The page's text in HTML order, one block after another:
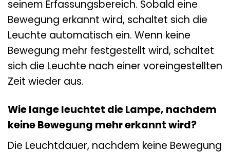
seinem Erfassungsbereich. Sobald eine
Bewegung erkannt wird, schaltet sich die
Leuchte automatisch ein. Wenn keine
Bewegung mehr festgestellt wird, schaltet
sich die Leuchte nach einer voreingestellten
Zeit wieder aus.
Wie lange leuchtet die Lampe, nachdem
keine Bewegung mehr erkannt wird?
Die Leuchtdauer, nachdem keine Bewegung